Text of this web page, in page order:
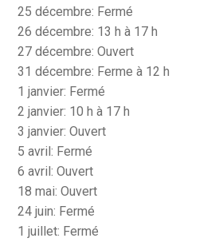
25 décembre: Fermé
26 décembre: 13 h à 17 h
27 décembre: Ouvert
31 décembre: Ferme à 12 h
1 janvier: Fermé
2 janvier: 10 h à 17 h
3 janvier: Ouvert
5 avril: Fermé
6 avril: Ouvert
18 mai: Ouvert
24 juin: Fermé
1 juillet: Fermé